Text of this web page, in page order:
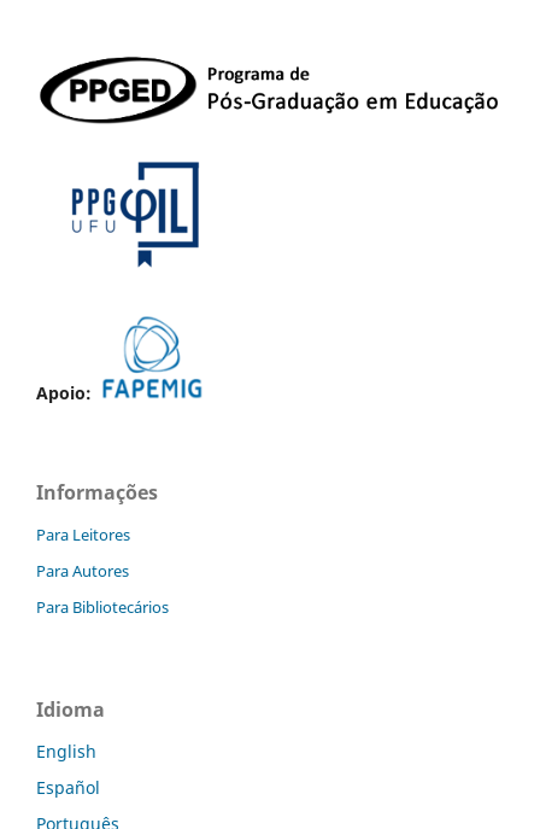
Apoio:
Informações
Para Leitores
Para Autores
Para Bibliotecários
Idioma
English
Español
Português